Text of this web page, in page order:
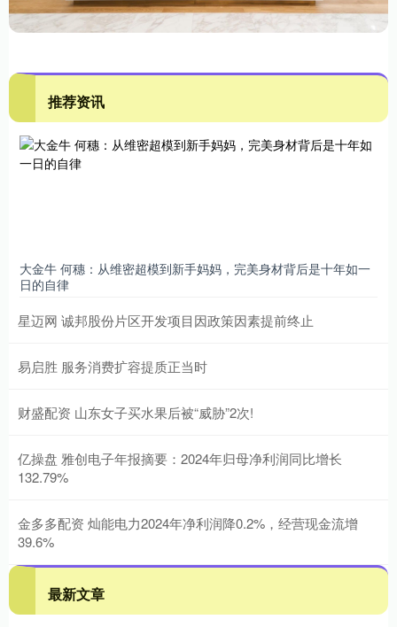
推荐资讯
大金牛 何穗：从维密超模到新手妈妈，完美身材背后是十年如一
日的自律
星迈网 诚邦股份片区开发项目因政策因素提前终止
易启胜 服务消费扩容提质正当时
财盛配资 山东女子买水果后被“威胁”2次!
亿操盘 雅创电子年报摘要：2024年归母净利润同比增长
132.79%
金多多配资 灿能电力2024年净利润降0.2%，经营现金流增
39.6%
最新文章